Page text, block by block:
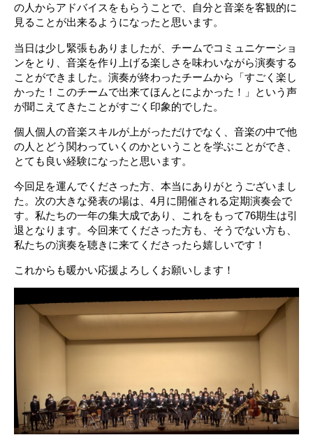
の人からアドバイスをもらうことで、自分と音楽を客観的に
見ることが出来るようになったと思います。
当日は少し緊張もありましたが、チームでコミュニケーショ
ンをとり、音楽を作り上げる楽しさを味わいながら演奏する
ことができました。演奏が終わったチームから「すごく楽し
かった！このチームで出来てほんとによかった！」という声
が聞こえてきたことがすごく印象的でした。
個人個人の音楽スキルが上がっただけでなく、音楽の中で他
の人とどう関わっていくのかということを学ぶことができ、
とても良い経験になったと思います。
今回足を運んでくださった方、本当にありがとうございまし
た。次の大きな発表の場は、4月に開催される定期演奏会で
す。私たちの一年の集大成であり、これをもって76期生は引
退となります。今回来てくださった方も、そうでない方も、
私たちの演奏を聴きに来てくださったら嬉しいです！
これからも暖かい応援よろしくお願いします！